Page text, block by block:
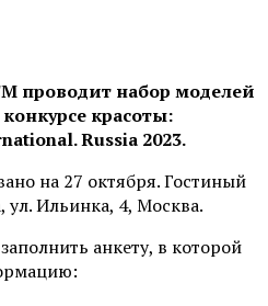
проводит набор моделей
красоты:
Russia 2023.
на 27 октября. Гостиный
ул. Ильинка, 4, Москва.
анкету, в которой